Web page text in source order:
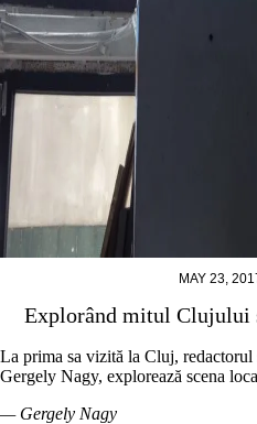
MAY 23,
Explorând mitul Clujului
La prima sa vizită la Cluj,
Gergely Nagy, explorează scena
— Gergely Nagy